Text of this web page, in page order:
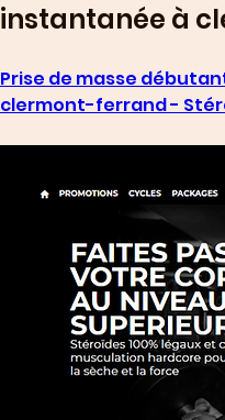
instantanée à
Prise de masse
clermont-ferrand -